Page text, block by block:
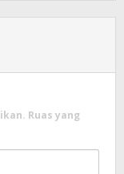
Ruas yang